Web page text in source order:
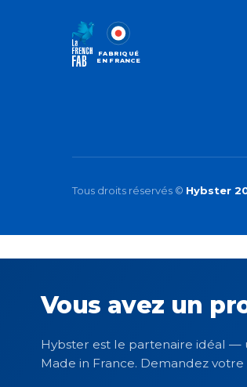
FABRIQUÉ
EN FRANCE
Tous droits réservés © Hybster
Vous avez un
Hybster est le partenaire idéal —
Made in France. Demandez